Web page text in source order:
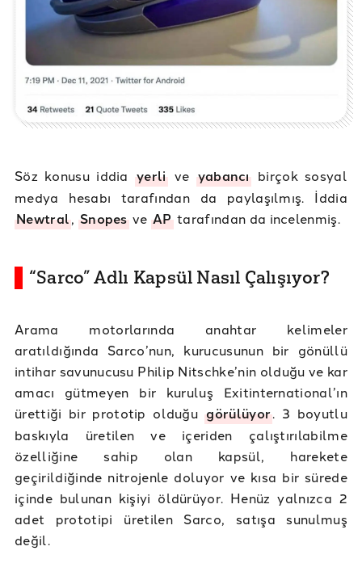
Söz konusu iddia yerlive yabancıbirçok sosyal
medya hesabı tarafından da paylaşılmış. İddia
Newtral, SnopesveAPtarafından da incelenmiş.
“Sarco” Adlı Kapsül Nasıl Çalışıyor?
Arama motorlarında anahtar kelimeler
aratıldığında Sarco’nun, kurucusunun bir gönüllü
intihar savunucusu Philip Nitschke’nin olduğu ve kar
amacı gütmeyen bir kuruluş Exitinternational’ın
ürettiği bir prototip olduğugörülüyor. 3 boyutlu
baskıyla üretilen ve içeriden çalıştırılabilme
özelliğine sahip olan kapsül, harekete
geçirildiğinde nitrojenle doluyor ve kısa bir sürede
içinde bulunan kişiyi öldürüyor. Henüz yalnızca 2
adet prototipi üretilen Sarco, satışa sunulmuş
değil.